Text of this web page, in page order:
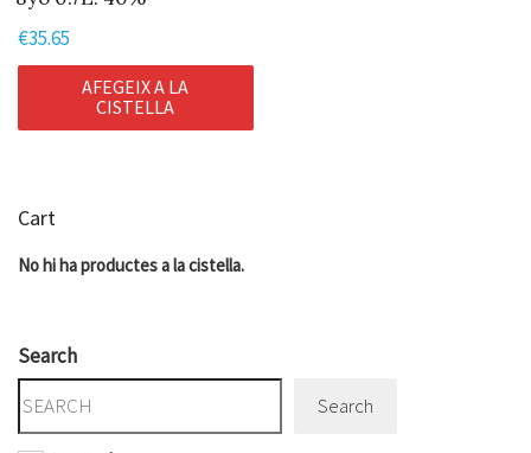
€35.65
AFEGEIX A LA
CISTELLA
Cart
No hi ha productes a la cistella.
Search
Search